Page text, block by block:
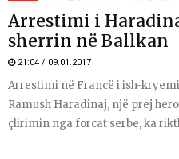
Arrestimi i
sherrin në Ballkan
21:04 / 09.01.2017
Arrestimi në Francë i ish-
Ramush Haradinaj, një prej
çlirimin nga forcat serbe, ka